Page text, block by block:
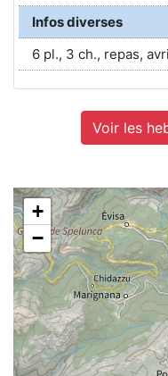
Infos diverses
6 pl., 3 ch., repas,
Voir les
+
−